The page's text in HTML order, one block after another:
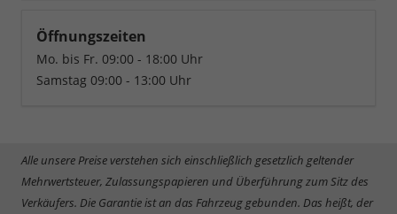
Öffnungszeiten
Mo. bis Fr. 09:00 - 18:00 Uhr
Samstag 09:00 - 13:00 Uhr
Alle unsere Preise verstehen sich einschließlich gesetzlich geltender
Mehrwertsteuer, Zulassungspapieren und Überführung zum Sitz des
Verkäufers. Die Garantie ist an das Fahrzeug gebunden. Das heißt, der